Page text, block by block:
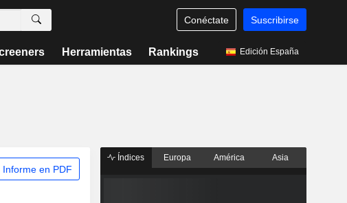
Conéctate Suscribirse
Herramientas Rankings Edición España
Informe en PDF
Índices Europa América Asia